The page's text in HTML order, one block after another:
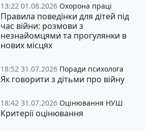
13:22 01.08.2026 Охорона праці
Правила поведінки для дітей під
час війни: розмови з
незнайомцями та прогулянки в
нових місцях
18:52 31.07.2026 Поради психолога
Як говорити з дітьми про війну
18:42 31.07.2026 Оцінювання НУШ
Критерії оцінювання